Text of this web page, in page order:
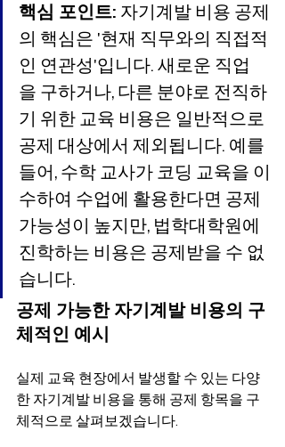
핵심 포인트: 자기계발 비용 공제
의 핵심은 '현재 직무와의 직접적
인 연관성'입니다. 새로운 직업
을 구하거나, 다른 분야로 전직하
기 위한 교육 비용은 일반적으로
공제 대상에서 제외됩니다. 예를
들어, 수학 교사가 코딩 교육을 이
수하여 수업에 활용한다면 공제
가능성이 높지만, 법학대학원에
진학하는 비용은 공제받을 수 없
습니다.
공제 가능한 자기계발 비용의 구
체적인 예시
실제 교육 현장에서 발생할 수 있는 다양
한 자기계발 비용을 통해 공제 항목을 구
체적으로 살펴보겠습니다.